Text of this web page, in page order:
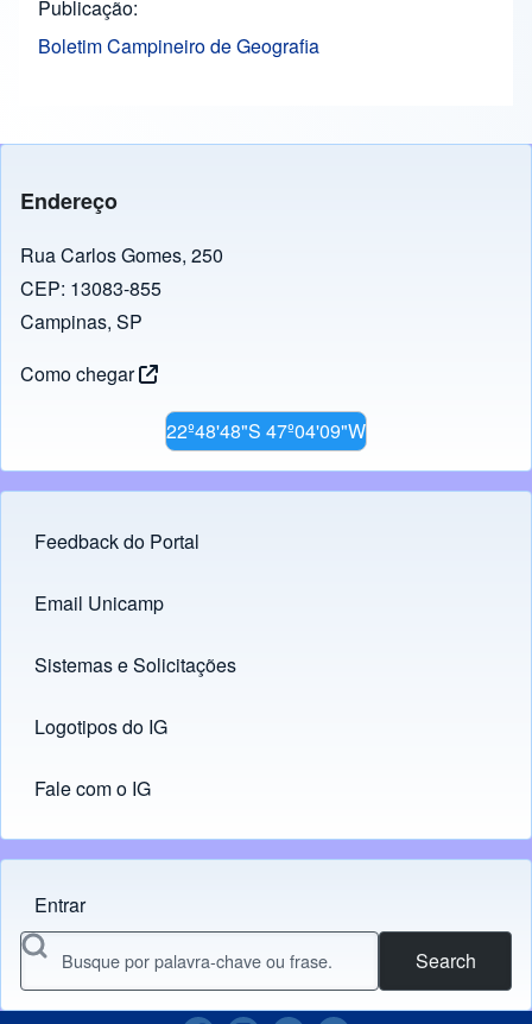
Publicação
Boletim Campineiro de Geografia
Endereço
Rua Carlos Gomes, 250
CEP: 13083-855
Campinas, SP
Como chegar
22º48'48"S 47º04'09"W
Footer menu
Feedback do Portal
Links
Email Unicamp
(opens in new tab)
Sistemas e Solicitações
(opens in new tab)
Logotipos do IG
(opens in new tab)
Fale com o IG
Menu do usuário
Entrar
Search